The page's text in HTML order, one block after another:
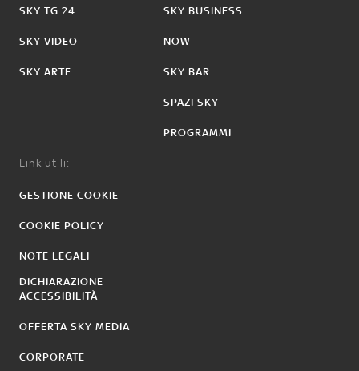
SKY TG 24
SKY VIDEO
SKY ARTE
SKY BUSINESS
NOW
SKY BAR
SPAZI SKY
PROGRAMMI
Link utili:
GESTIONE COOKIE
COOKIE POLICY
NOTE LEGALI
DICHIARAZIONE
ACCESSIBILITÀ
OFFERTA SKY MEDIA
CORPORATE